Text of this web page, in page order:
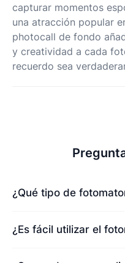
capturar momentos
una atracción popular
photocall de fondo
y creatividad a cada
recuerdo sea
¿Qué tipo de
¿Es fácil utilizar el